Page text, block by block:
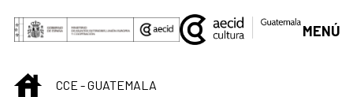
Saltar al contenido principal
MENÚ
INICIOCCE - GUATEMALA